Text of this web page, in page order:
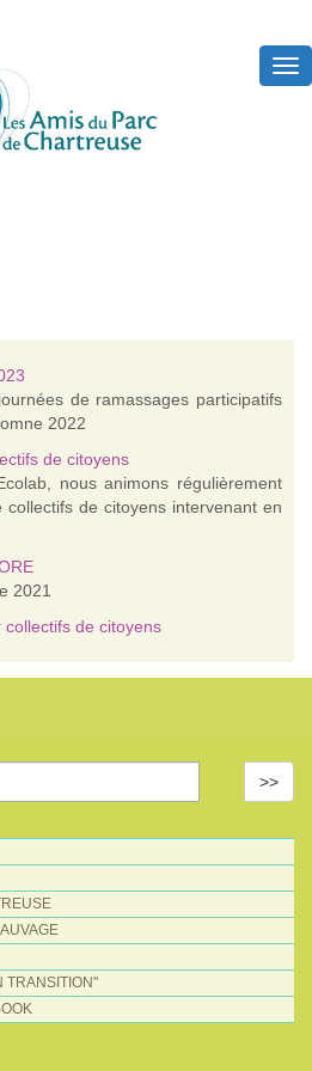
de ramassages participatifs
2022
de citoyens
nous animons régulièrement
de citoyens intervenant en
2021
de citoyens
>>
TRANSITION"